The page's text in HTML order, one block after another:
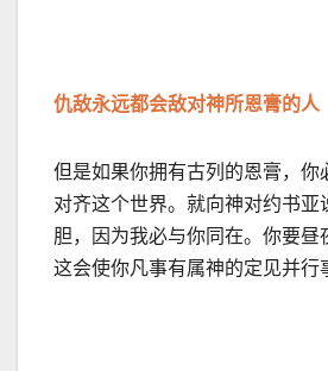
仇敌永远都会敌对神所恩膏的人
但是如果你拥有古列的恩膏，你
对齐这个世界。就向神对约书亚
胆，因为我必与你同在。你要昼
这会使你凡事有属神的定见并行